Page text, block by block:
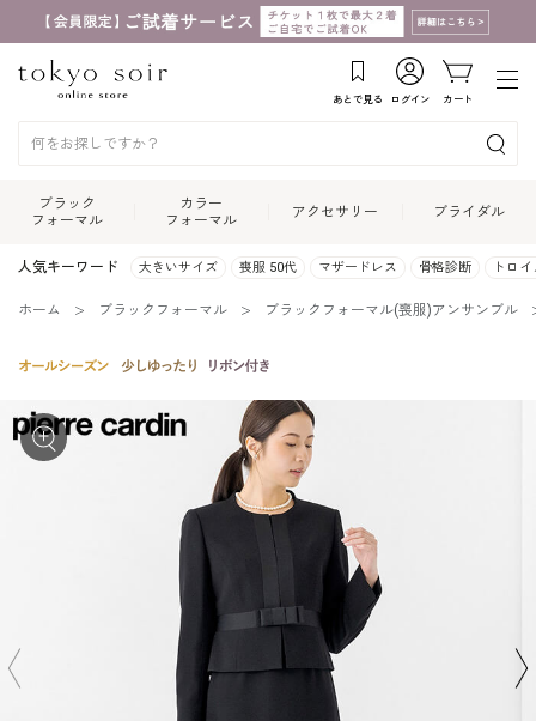
あとで見る ログイン カート
ブラック
フォーマル
カラー
フォーマル
アクセサリー ブライダル
人気キーワード 大きいサイズ 喪服 50代 マザードレス 骨格診断 トロ
ホーム ブラックフォーマル ブラックフォーマル(喪服)アンサンブル